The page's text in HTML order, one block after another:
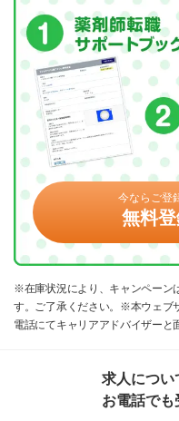
今ならご登
無料
※在庫状況により、キャンペーン
す。ご了承ください。※本ウェブ
電話にてキャリアアドバイザーと
求人につい
お電話で